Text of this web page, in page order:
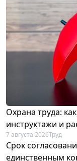
Охрана труда:
инструктажи и
7 августа 2026Труд
Срок
единственным